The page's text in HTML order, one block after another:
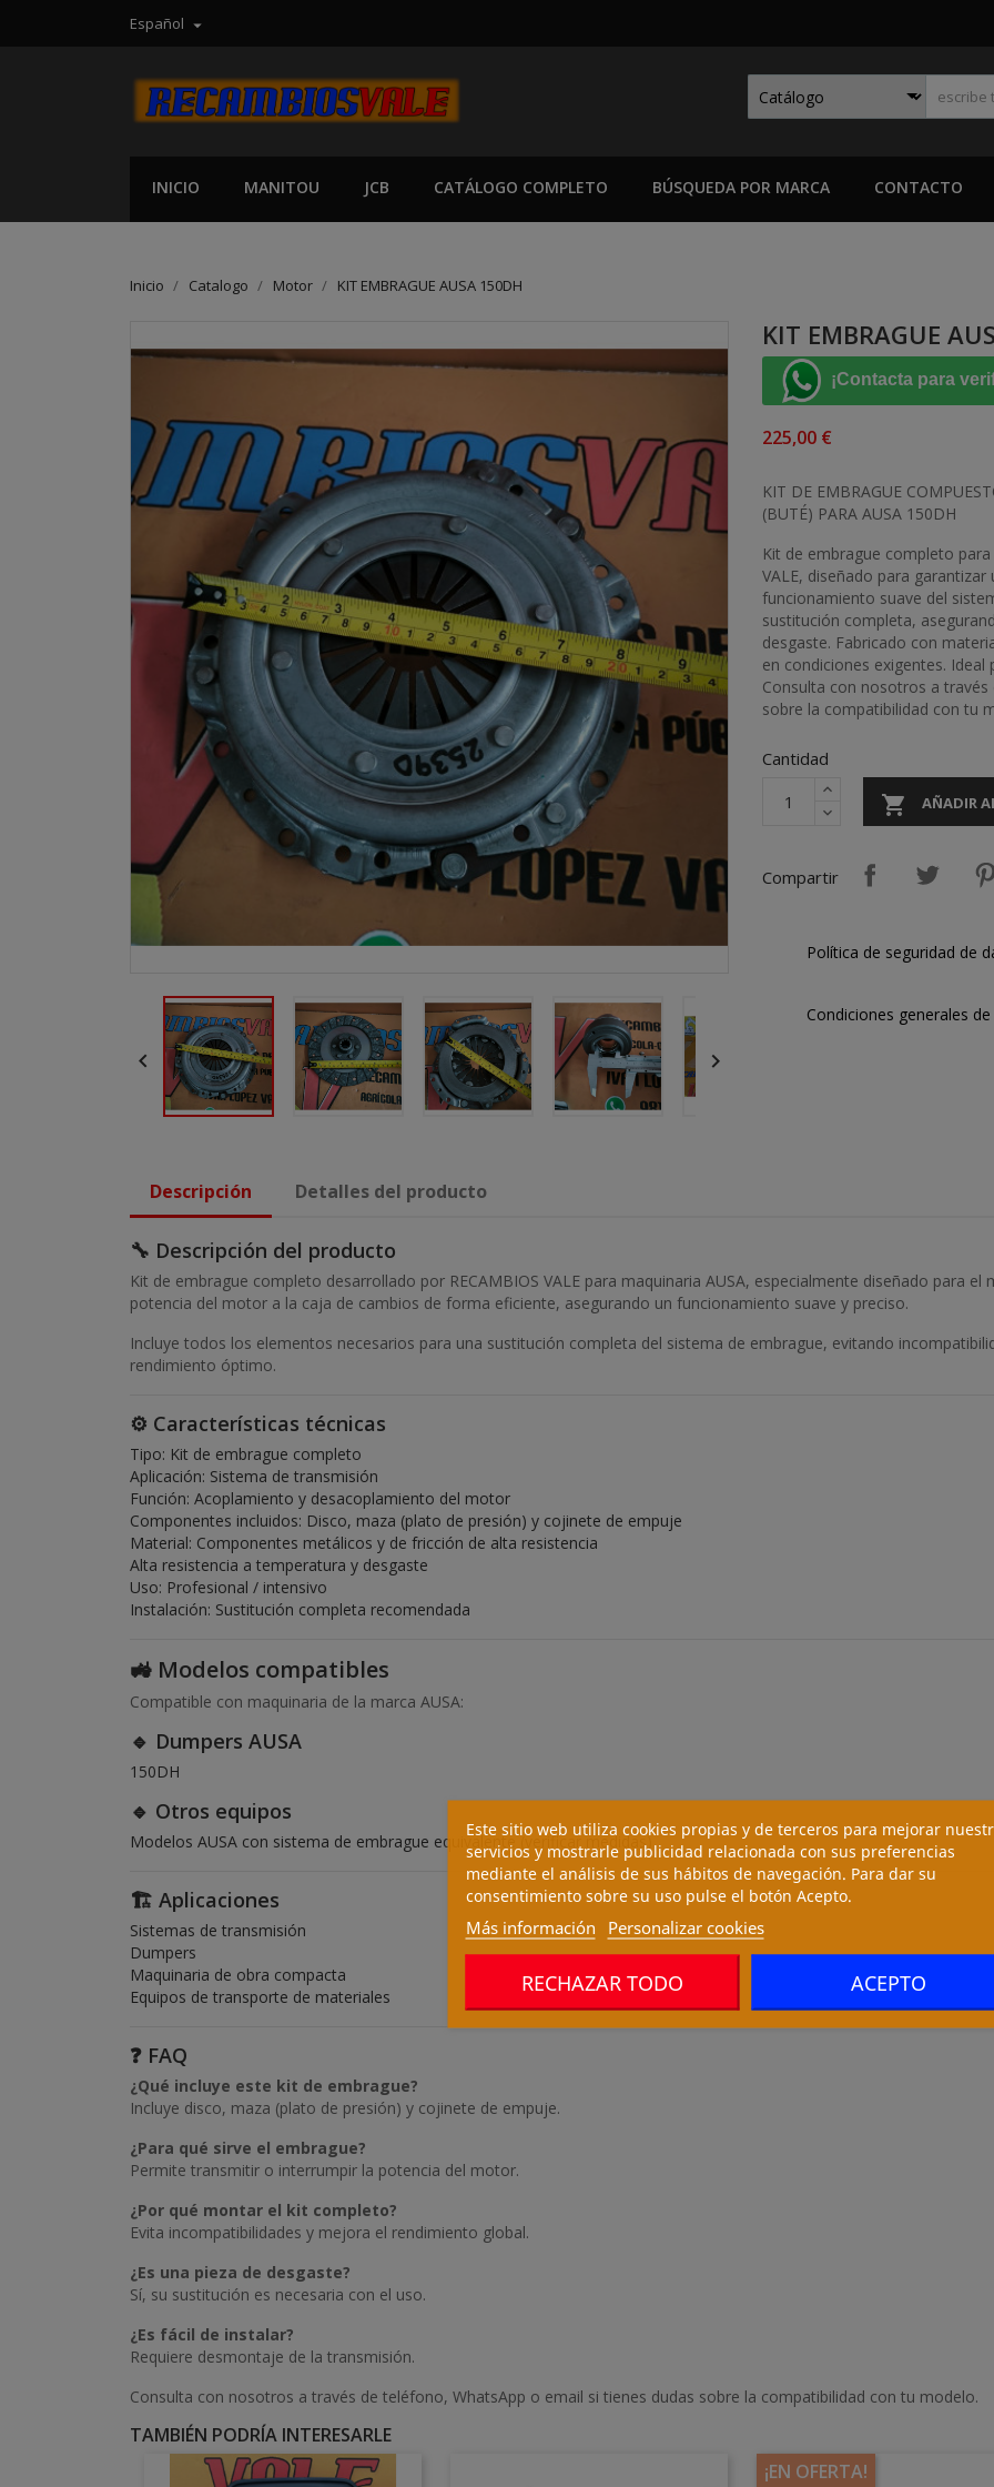
Español 
INICIO MANITOU JCB CATÁLOGO COMPLETO BÚSQUEDA POR MARCA CONTACTO
Inicio Catalogo Motor KIT EMBRAGUE AUSA 150DH
 
KIT EMBRAGUE
¡Contacta para
225,00 €
KIT DE EMBRAGUE
(BUTÉ) PARA AUSA 150DH
Kit de embrague completo
VALE, diseñado para
funcionamiento suave del
sustitución completa,
desgaste. Fabricado con
en condiciones exigentes.
Consulta con nosotros a
sobre la compatibilidad con tu
Cantidad
 AÑADIR
Compartir
Política de seguridad de
Condiciones generales
Descripción Detalles del producto
🔧 Descripción del producto
Kit de embrague completo desarrollado por RECAMBIOS VALE para maquinaria AUSA, especialmente diseñado para
potencia del motor a la caja de cambios de forma eficiente, asegurando un funcionamiento suave y preciso.
Incluye todos los elementos necesarios para una sustitución completa del sistema de embrague, evitando
rendimiento óptimo.
⚙️ Características técnicas
Tipo: Kit de embrague completo
Aplicación: Sistema de transmisión
Función: Acoplamiento y desacoplamiento del motor
Componentes incluidos: Disco, maza (plato de presión) y cojinete de empuje
Material: Componentes metálicos y de fricción de alta resistencia
Alta resistencia a temperatura y desgaste
Uso: Profesional / intensivo
Instalación: Sustitución completa recomendada
🚜 Modelos compatibles
Compatible con maquinaria de la marca AUSA:
🔹 Dumpers AUSA
150DH
🔹 Otros equipos
Modelos AUSA con sistema de embrague equivalente (verificar medidas)
🏗️ Aplicaciones
Sistemas de transmisión
Dumpers
Maquinaria de obra compacta
Equipos de transporte de materiales
❓ FAQ
¿Qué incluye este kit de embrague?
Incluye disco, maza (plato de presión) y cojinete de empuje.
¿Para qué sirve el embrague?
Permite transmitir o interrumpir la potencia del motor.
¿Por qué montar el kit completo?
Evita incompatibilidades y mejora el rendimiento global.
¿Es una pieza de desgaste?
Sí, su sustitución es necesaria con el uso.
¿Es fácil de instalar?
Requiere desmontaje de la transmisión.
Consulta con nosotros a través de teléfono, WhatsApp o email si tienes dudas sobre la compatibilidad con tu modelo.
TAMBIÉN PODRÍA INTERESARLE
¡EN OFERTA!
Este sitio web utiliza cookies propias y de terceros para mejorar
servicios y mostrarle publicidad relacionada con sus preferencias
mediante el análisis de sus hábitos de navegación. Para dar su
consentimiento sobre su uso pulse el botón Acepto.
Más información Personalizar cookies
RECHAZAR TODO ACEPTO